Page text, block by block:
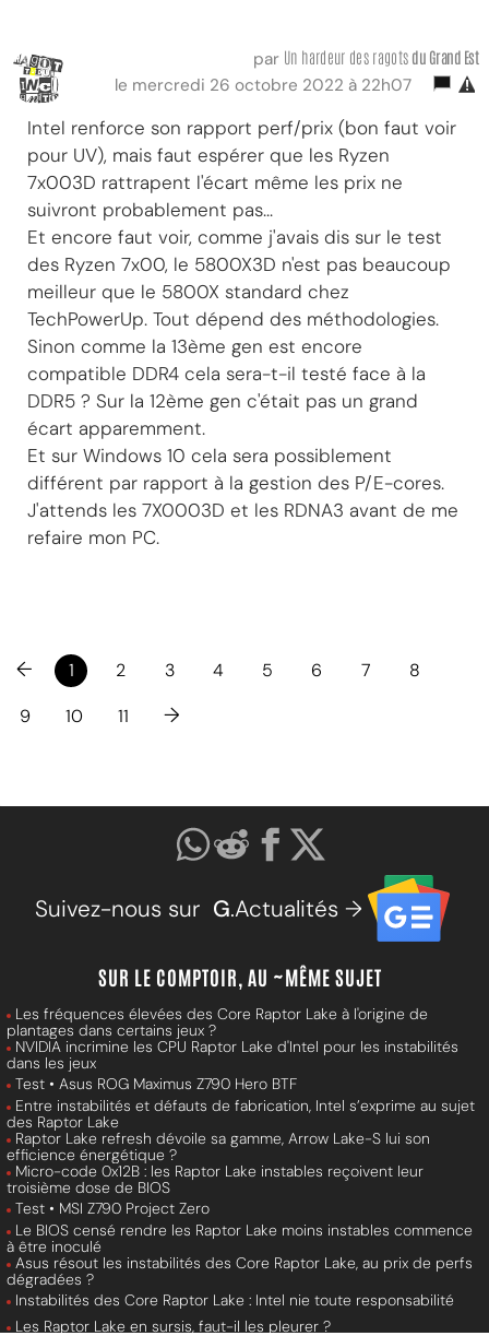
par Un hardeur des ragots du Grand Est
le mercredi 26 octobre 2022 à 22h07
Intel renforce son rapport perf/prix (bon faut voir
pour UV), mais faut espérer que les Ryzen
7x003D rattrapent l'écart même les prix ne
suivront probablement pas...
Et encore faut voir, comme j'avais dis sur le test
des Ryzen 7x00, le 5800X3D n'est pas beaucoup
meilleur que le 5800X standard chez
TechPowerUp. Tout dépend des méthodologies.
Sinon comme la 13ème gen est encore
compatible DDR4 cela sera-t-il testé face à la
DDR5 ? Sur la 12ème gen c'était pas un grand
écart apparemment.
Et sur Windows 10 cela sera possiblement
différent par rapport à la gestion des P/E-cores.
J'attends les 7X0003D et les RDNA3 avant de me
refaire mon PC.
← 1 2 3 4 5 6 7
8
9
10 11 →
Suivez-nous sur G.Actualités →
SUR LE COMPTOIR, AU ~MÊME SUJET
Les fréquences élevées des Core Raptor Lake à l'origine de
plantages dans certains jeux ?
NVIDIA incrimine les CPU Raptor Lake d'Intel pour les instabilités
dans les jeux
Test • Asus ROG Maximus Z790 Hero BTF
Entre instabilités et défauts de fabrication, Intel s’exprime au sujet
des Raptor Lake
Raptor Lake refresh dévoile sa gamme, Arrow Lake-S lui son
efficience énergétique ?
Micro-code 0x12B : les Raptor Lake instables reçoivent leur
troisième dose de BIOS
Test • MSI Z790 Project Zero
Le BIOS censé rendre les Raptor Lake moins instables commence
à être inoculé
Asus résout les instabilités des Core Raptor Lake, au prix de perfs
dégradées ?
Instabilités des Core Raptor Lake : Intel nie toute responsabilité
Les Raptor Lake en sursis, faut-il les pleurer ?